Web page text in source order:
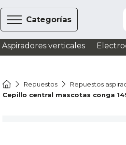
Categorías
Aspiradores verticales
Repuestos Repuestos
Cepillo central mascotas conga